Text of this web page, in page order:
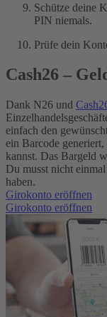
Schütze deine
PIN niemals.
Prüfe dein
Cash26 –
Dank N26 und
einfach den
ein Barcode generiert,
kannst. Das Bargeld
Du musst nicht
haben.
Girokonto eröffnen
Girokonto eröffnen